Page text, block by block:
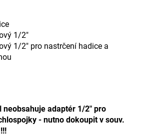
1/2"
1/2" pro nastrčení hadice a
neobsahuje adaptér 1/2" pro
- nutno dokoupit v souv.